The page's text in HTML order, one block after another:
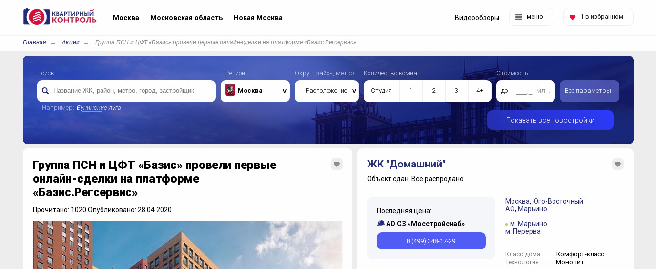
Москва Московская область Новая Москва меню 1 в избранном
Видеообзоры
Главная Акции Группа ПСН и ЦФТ «Базис» провели первые онлайн-сделки на платформе «Базис.Регсервис»
Поиск
Например: Бунинские луга
Регион
Москва
Округ, район, метро
Расположение
Количество комнат
Студия 1 2 3 4+
Стоимость
до млн. Все параметры
Показать все новостройки
Группа ПСН и ЦФТ «Базис» провели первые
онлайн-сделки на платформе
«Базис.Регсервис»
Прочитано: 1020 Опубликовано: 28.04.2020
ЖК "Домашний"
Объект сдан. Всё распродано.
Последняя цена:
АО СЗ «Мосстройснаб»
8 (499) 348-17-29
Москва, Юго-Восточный
АО, Марьино
м. Марьино
м. Перерва
Класс дома: Комфорт-класс
Технология: Монолит